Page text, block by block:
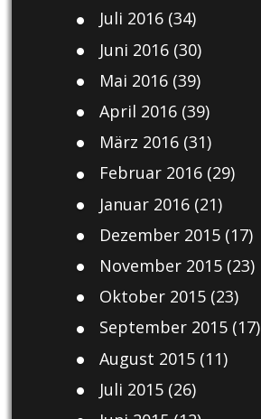
Juli 2016(34)
Juni 2016(30)
Mai 2016(39)
April 2016(39)
März 2016(31)
Februar 2016(29)
Januar 2016(21)
Dezember 2015(17)
November 2015(23)
Oktober 2015(23)
September 2015(17)
August 2015(11)
Juli 2015(26)